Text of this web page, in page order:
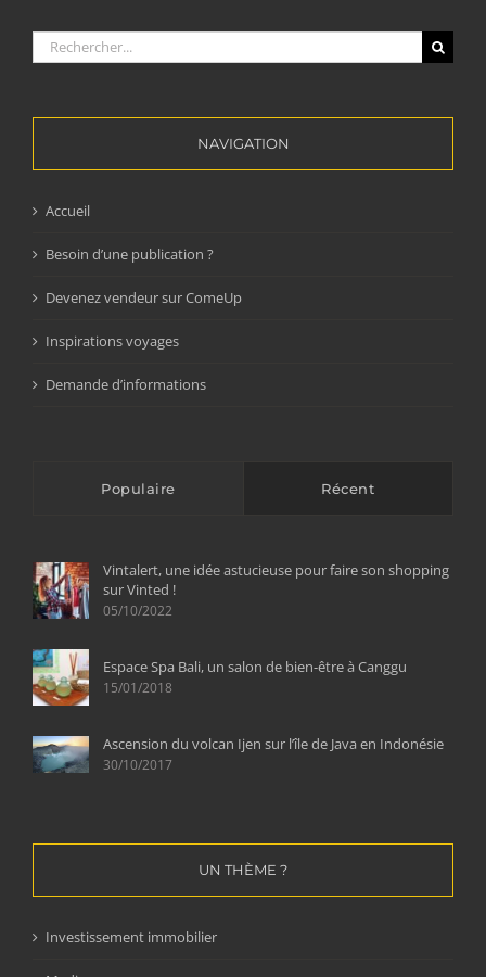
Rechercher:
NAVIGATION
Accueil
Besoin d’une publication ?
Devenez vendeur sur ComeUp
Inspirations voyages
Demande d’informations
Populaire Récent
Vintalert, une idée astucieuse pour faire son shopping
sur Vinted !
05/10/2022
Espace Spa Bali, un salon de bien-être à Canggu
15/01/2018
Ascension du volcan Ijen sur l’île de Java en Indonésie
30/10/2017
UN THÈME ?
Investissement immobilier